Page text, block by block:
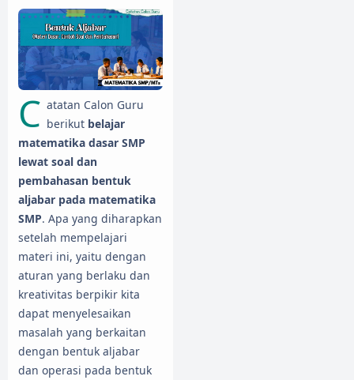
C atatan Calon Guru
berikut belajar
matematika dasar SMP
lewat soal dan
pembahasan bentuk
aljabar pada matematika
SMP. Apa yang diharapkan
setelah mempelajari
materi ini, yaitu dengan
aturan yang berlaku dan
kreativitas berpikir kita
dapat menyelesaikan
masalah yang berkaitan
dengan bentuk aljabar
dan operasi pada bentuk